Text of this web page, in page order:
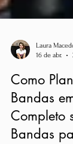
Laura Macedo
16 de abr.
Como
Bandas